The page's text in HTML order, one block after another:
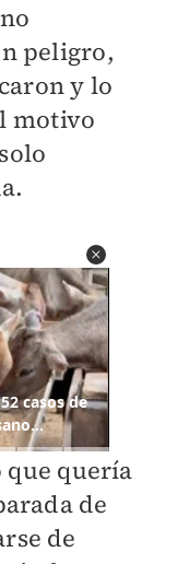
peligro,
y lo
motivo
quería
de
de